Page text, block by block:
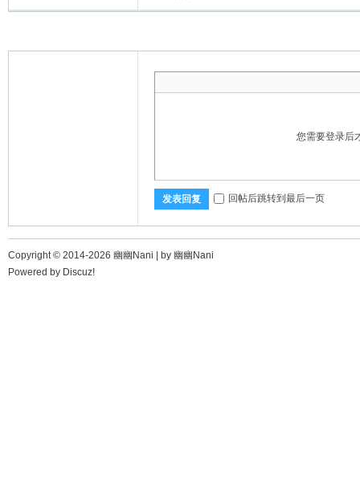
您需要登录后
发表回复 回帖后跳转到最后一页
Copyright © 2014-2026 幽幽Nani | by 幽幽Nani
Powered by Discuz!